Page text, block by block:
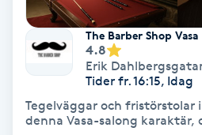
Radiofrekvens
Rakning
Reflexologi
The Barber Shop Vasa
4.8
Erik
Tider fr. 16:15, Idag
Tegelväggar och fristörstolar
denna Vasa-salong karaktär,